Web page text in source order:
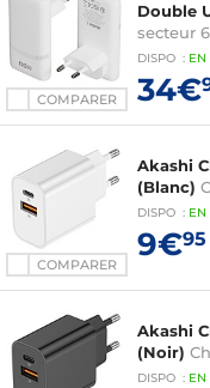
COMPARER
Double
secteur
DISPO : EN
34€
COMPARER
Akashi
(Blanc)
DISPO : EN
9€95
Akashi
(Noir)
DISPO : EN